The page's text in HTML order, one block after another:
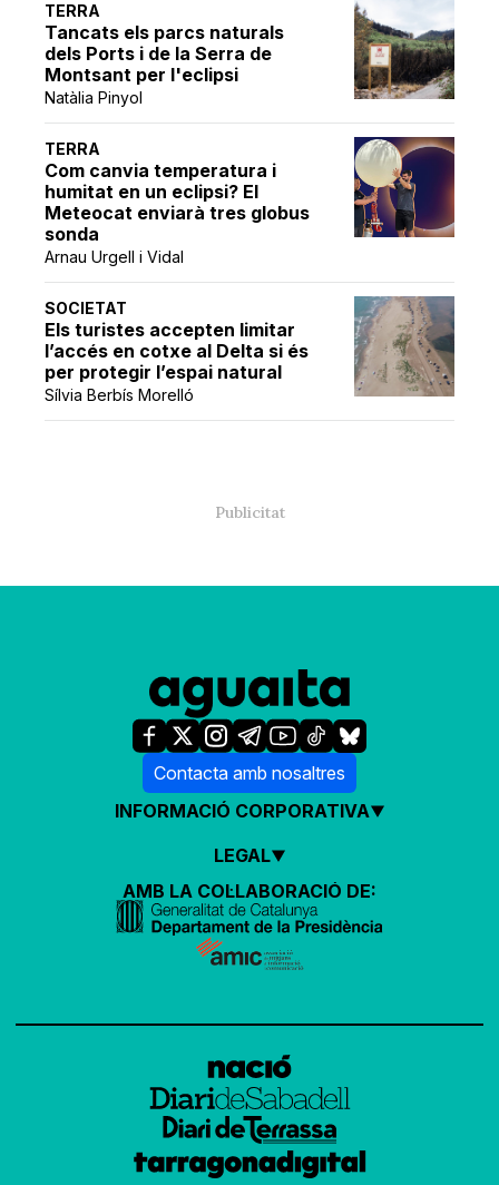
TERRA
Tancats els parcs naturals
dels Ports i de la Serra de
Montsant per l'eclipsi
Natàlia Pinyol
TERRA
Com canvia temperatura i
humitat en un eclipsi? El
Meteocat enviarà tres globus
sonda
Arnau Urgell i Vidal
SOCIETAT
Els turistes accepten limitar
l’accés en cotxe al Delta si és
per protegir l’espai natural
Sílvia Berbís Morelló
Contacta amb nosaltres
INFORMACIÓ CORPORATIVA
LEGAL
AMB LA COL·LABORACIÓ DE: